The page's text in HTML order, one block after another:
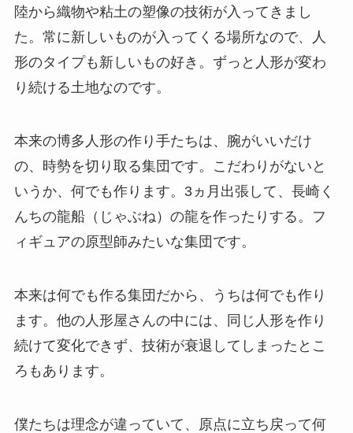
陸から織物や粘土の塑像の技術が入ってきまし
た。常に新しいものが入ってくる場所なので、人
形のタイプも新しいもの好き。ずっと人形が変わ
り続ける土地なのです。
本来の博多人形の作り手たちは、腕がいいだけ
の、時勢を切り取る集団です。こだわりがないと
いうか、何でも作ります。3ヵ月出張して、長崎く
んちの龍船（じゃぶね）の龍を作ったりする。フ
ィギュアの原型師みたいな集団です。
本来は何でも作る集団だから、うちは何でも作り
ます。他の人形屋さんの中には、同じ人形を作り
続けて変化できず、技術が衰退してしまったとこ
ろもあります。
僕たちは理念が違っていて、原点に立ち戻って何